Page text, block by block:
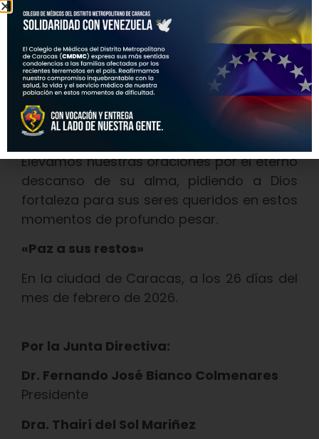
El Dr. Ávila Fernández fue el digno esposo
de laDra. Dianela Parra, persona muy
querida por todos nosotros , Presidenta
del Colegio de Médicos del Estado Zulia,
Exvicepresidenta de la Federación Médica
Venezolana y Exdecana de la Facultad de
Medicina de la Universidad del Zulia.
Elevamos nuestras oraciones por el eterno
descanso de su alma, pidiendo a Dios
fortaleza para sus seres queridos en estos
momentos de profundo pesar.
«Paz a sus restos»
En la ciudad de Caracas, a los 26 días del
mes de febrero de 2026.
Por la Junta Directiva:
Dr. Fernando José Bianco Colmenares
Presidente
Dra. Thairí del Sol Mariñez